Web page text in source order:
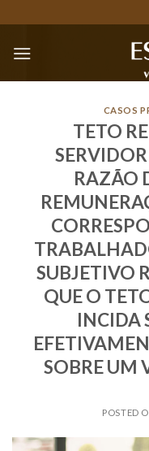
to
content
CASOS
TETO
RAZÃO
SUBJETIVO
QUE O
INCIDA
SOBRE UM
POSTED